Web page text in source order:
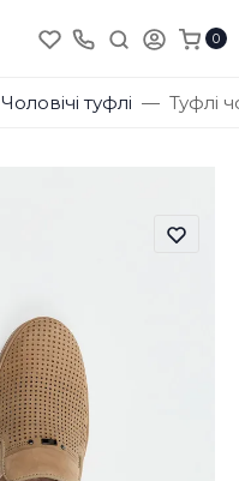
0
Чоловічі туфлі Туфлі